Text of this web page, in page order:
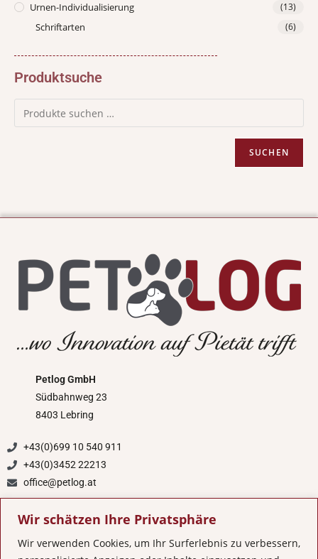
Wir schätzen Ihre Privatsphäre
Wir verwenden Cookies, um Ihr Surferlebnis zu verbessern,
Urnen-Individualisierung (13)
Schriftarten (6)
Produktsuche
SUCHEN
Petlog GmbH
Südbahnweg 23
8403 Lebring
+43(0)699 10 540 911
+43(0)3452 22213
office@petlog.at